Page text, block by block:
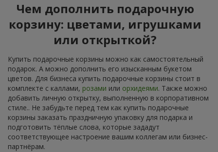
Чем дополнить подарочную
корзину: цветами, игрушками
или открыткой?
Купить подарочные корзины можно как самостоятельный
подарок. А можно дополнить его изысканным букетом
цветов. Для бизнеса купить подарочные корзины стоит в
комплекте с каллами, розами или орхидеями. Также можно
добавить личную открытку, выполненную в корпоративном
стиле.. Не забудьте перед тем как купить подарочные
корзины заказать праздничную упаковку для подарка и
подготовить тёплые слова, которые зададут
соответствующее настроение вашим коллегам или бизнес-
партнёрам.